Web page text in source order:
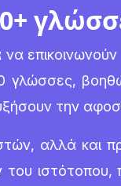
να
την
αλλά και
ιστότοπου,